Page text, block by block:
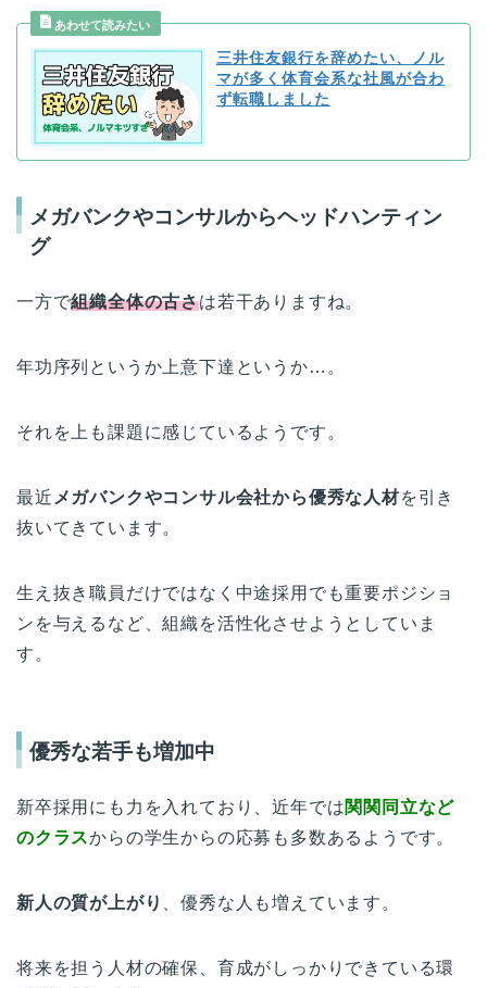
三井住友銀行を辞めたい、ノル
マが多く体育会系な社風が合わ
ず転職しました
メガバンクやコンサルからヘッドハンティン
グ
一方で組織全体の古さは若干ありますね。
年功序列というか上意下達というか…。
それを上も課題に感じているようです。
最近 メガバンクやコンサル会社から優秀な人材を引き
抜いてきています。
生え抜き職員だけではなく中途採用でも重要ポジショ
ンを与えるなど、組織を活性化させようとしていま
す。
優秀な若手も増加中
新卒採用にも力を入れており、近年では関関同立など
のクラスからの学生からの応募も多数あるようです。
新人の質が上がり 、優秀な人も増えています。
将来を担う人材の確保、育成がしっかりできている環